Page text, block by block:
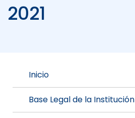
2021
Inicio
Base Legal de la Institución